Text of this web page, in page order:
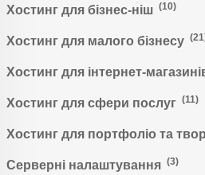
Хостинг для бізнес-ніш (10)
Хостинг для малого бізнесу
Хостинг для інтернет-
Хостинг для сфери послуг (11)
Хостинг для портфоліо та
Серверні налаштування (3)